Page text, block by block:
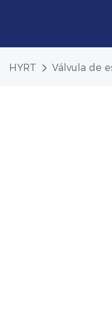
HYRT Válvula de